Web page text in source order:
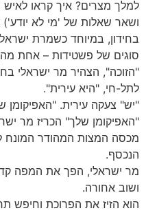
למלך מצרים? איך קראו
ושאר שאלות של 'מי לא יודע')
בחידון, במיוחד כשמרת
סוגים של פשטידות – אחת
"הזוכה", הצהיר מר ישראלי
לתל-חי, "היא עירית".
"יש" צעקה עירית. "האפיקומן
"האפיקומן שלך" הכריז מר
מכסה המצות המהודר המונח
הנכסף.
מר ישראלי, הפך את המפה
ושוב אחורה.
הוא הזיז את הפרוכת וחיפש